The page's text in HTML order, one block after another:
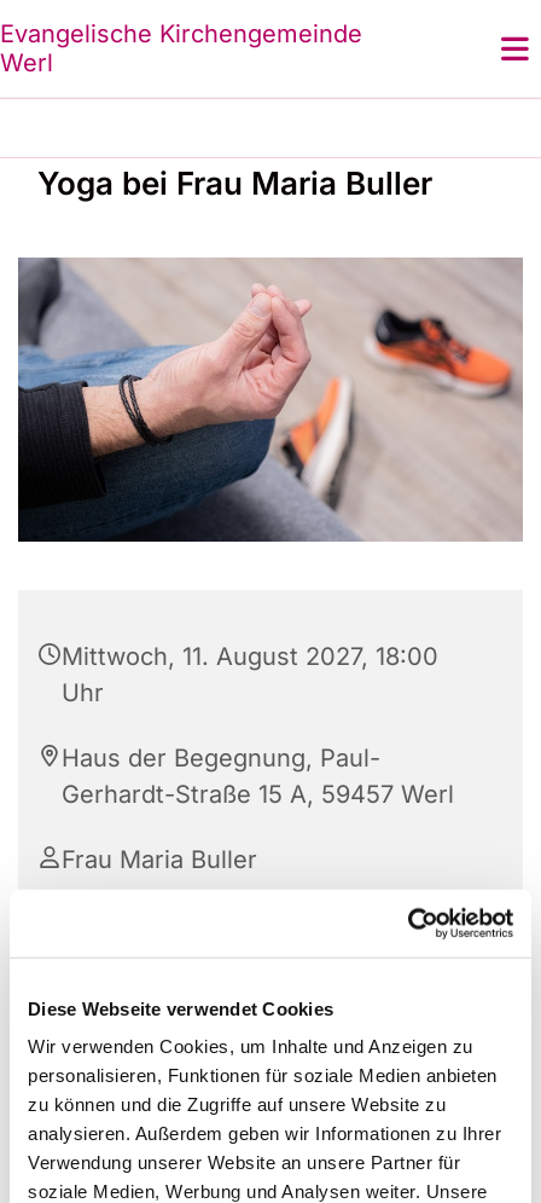
Diese Webseite verwendet Cookies
Wir verwenden Cookies, um Inhalte und Anzeigen zu
personalisieren, Funktionen für soziale Medien anbieten
zu können und die Zugriffe auf unsere Website zu
analysieren. Außerdem geben wir Informationen zu Ihrer
Verwendung unserer Website an unsere Partner für
soziale Medien, Werbung und Analysen weiter. Unsere
Evangelische Kirchengemeinde
Werl
Yoga bei Frau Maria Buller
Mittwoch, 11. August 2027, 18:00
Uhr
Haus der Begegnung, Paul-
Gerhardt-Straße 15 A, 59457 Werl
Frau Maria Buller